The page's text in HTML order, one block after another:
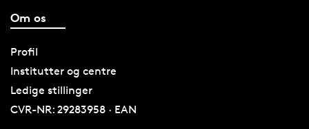
Om os
Profil
Institutter og centre
Ledige stillinger
CVR-NR: 29283958 · EAN